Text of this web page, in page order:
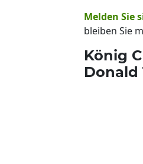
Melden Sie
bleiben Sie
König
Donald